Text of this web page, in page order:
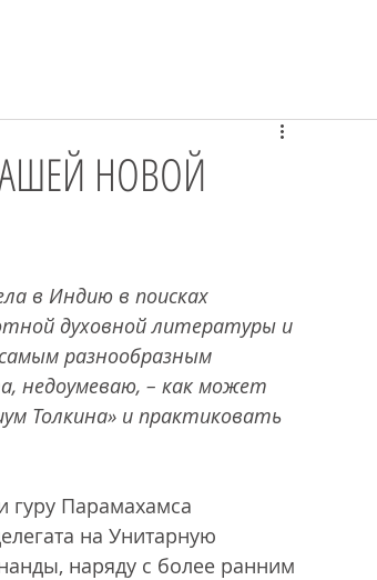
НОВОЙ
в Индию в поисках
духовной литературы и
разнообразным
недоумеваю, – как может
Толкина» и практиковать
гуру Парамахамса
на Унитарную
наряду с более ранним